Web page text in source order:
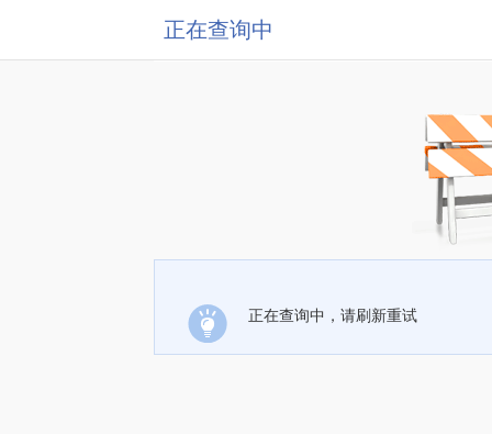
正在查询中
正在查询中，请刷新重试